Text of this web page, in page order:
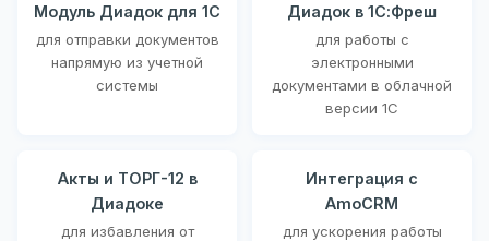
Модуль Диадок для 1С
для отправки документов
напрямую из учетной
системы
Диадок в 1С:Фреш
для работы с
электронными
документами в облачной
версии 1С
Акты и ТОРГ-12 в
Диадоке
для избавления от
Интеграция с
AmoCRM
для ускорения работы